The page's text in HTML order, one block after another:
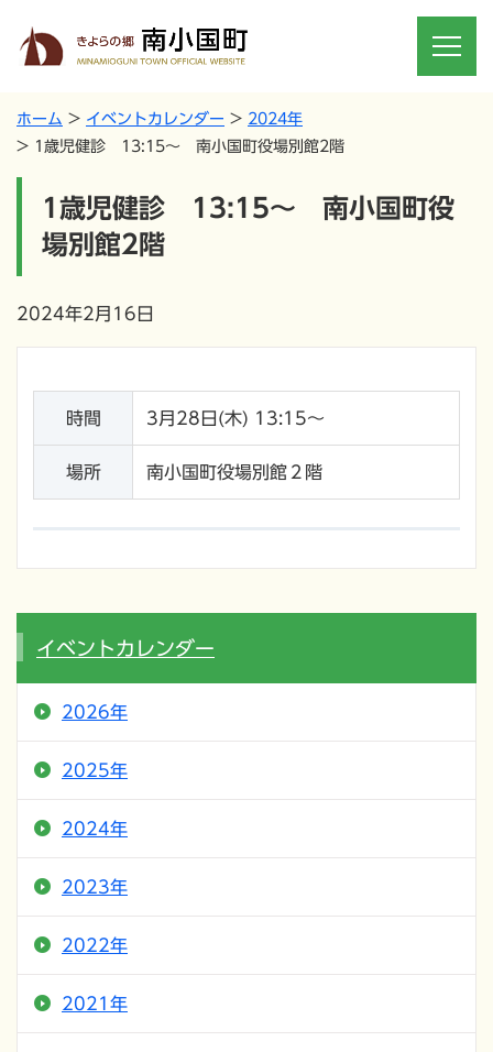
ホーム イベントカレンダー
2024年
1歳児健診 13:15～ 南小国町役場別館2階
1歳児健診 13:15～ 南小国町役
場別館2階
2024年2月16日
時間 3月28日(木) 13:15～
場所 南小国町役場別館２階
イベントカレンダー
2026年
2025年
2024年
2023年
2022年
2021年